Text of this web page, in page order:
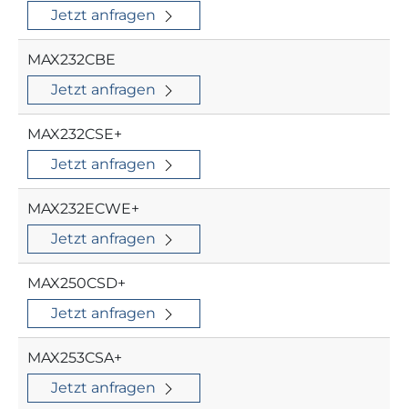
Jetzt anfragen
MAX232CBE
Jetzt anfragen
MAX232CSE+
Jetzt anfragen
MAX232ECWE+
Jetzt anfragen
MAX250CSD+
Jetzt anfragen
MAX253CSA+
Jetzt anfragen